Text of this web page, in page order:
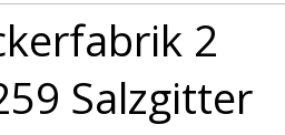
2
Salzgitter